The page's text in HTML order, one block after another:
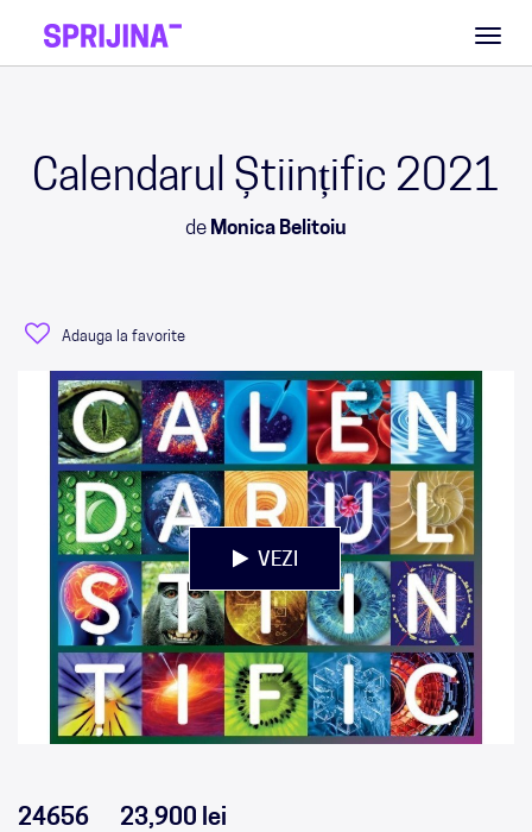
Calendarul Științific 2021
de Monica Belitoiu
Adauga la favorite
VEZI
24656 23,900 lei